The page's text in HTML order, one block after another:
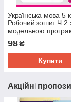
Українська мова 5
Робочий зошит Ч.2
модельною
Заболотного О.В..
А.
98 ₴
Купити
Акційні